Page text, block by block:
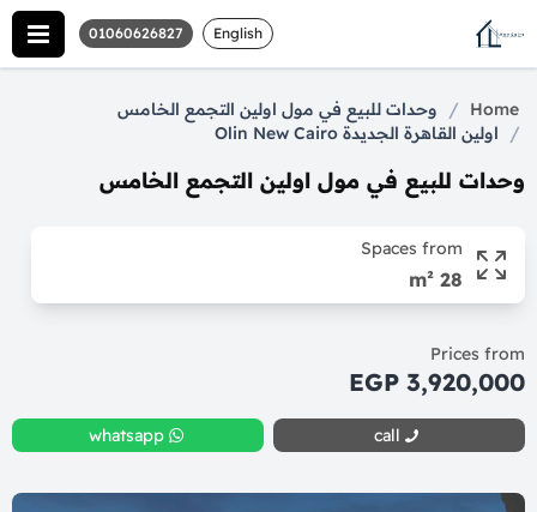
English
01060626827
Home
/ وحدات للبيع في مول اولين التجمع الخامس
/ اولين القاهرة الجديدة Olin New Cairo
وحدات للبيع في مول اولين التجمع الخامس
Spaces from
28 m²
Prices from
3,920,000 EGP
call
whatsapp